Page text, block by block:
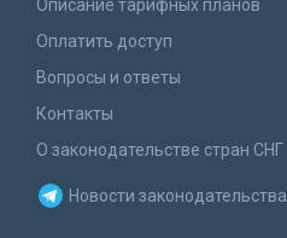
Описание тарифных планов
Оплатить доступ
Вопросы и ответы
Контакты
О законодательстве стран СНГ
Новости законодательства